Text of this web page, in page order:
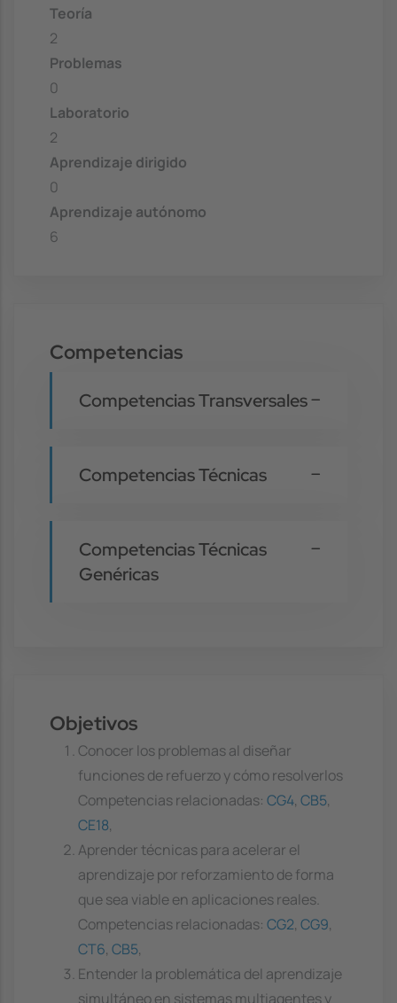
Teoría
2
Problemas
0
Laboratorio
2
Aprendizaje dirigido
0
Aprendizaje autónomo
6
Competencias
Competencias Transversales
Competencias Técnicas
Competencias Técnicas
Genéricas
Objetivos
Conocer los problemas al diseñar
funciones de refuerzo y cómo resolverlos
Competencias relacionadas: CG4, CB5,
CE18,
Aprender técnicas para acelerar el
aprendizaje por reforzamiento de forma
que sea viable en aplicaciones reales.
Competencias relacionadas: CG2, CG9,
CT6, CB5,
Entender la problemática del aprendizaje
simultáneo en sistemas multiagentes y